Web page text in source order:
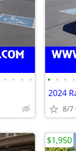
• • • • • • • •
8/7
$1,950